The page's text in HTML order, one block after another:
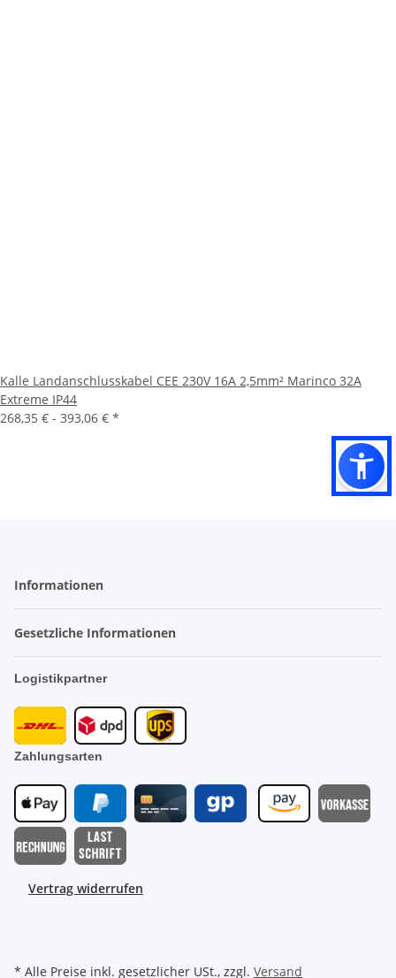
Kalle Landanschlusskabel CEE 230V 16A 2,5mm² Marinco 32A
Extreme IP44
268,35 € - 393,06 € *
Informationen
Gesetzliche Informationen
Logistikpartner
Zahlungsarten
Vertrag widerrufen
* Alle Preise inkl. gesetzlicher USt., zzgl. Versand